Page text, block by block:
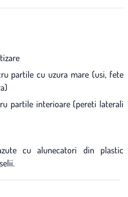
partile cu uzura mare (usi, fete
partile interioare (pereti laterali
cu alunecatori din plastic